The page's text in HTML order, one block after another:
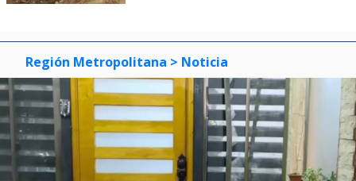
Región Metropolitana > Noticia